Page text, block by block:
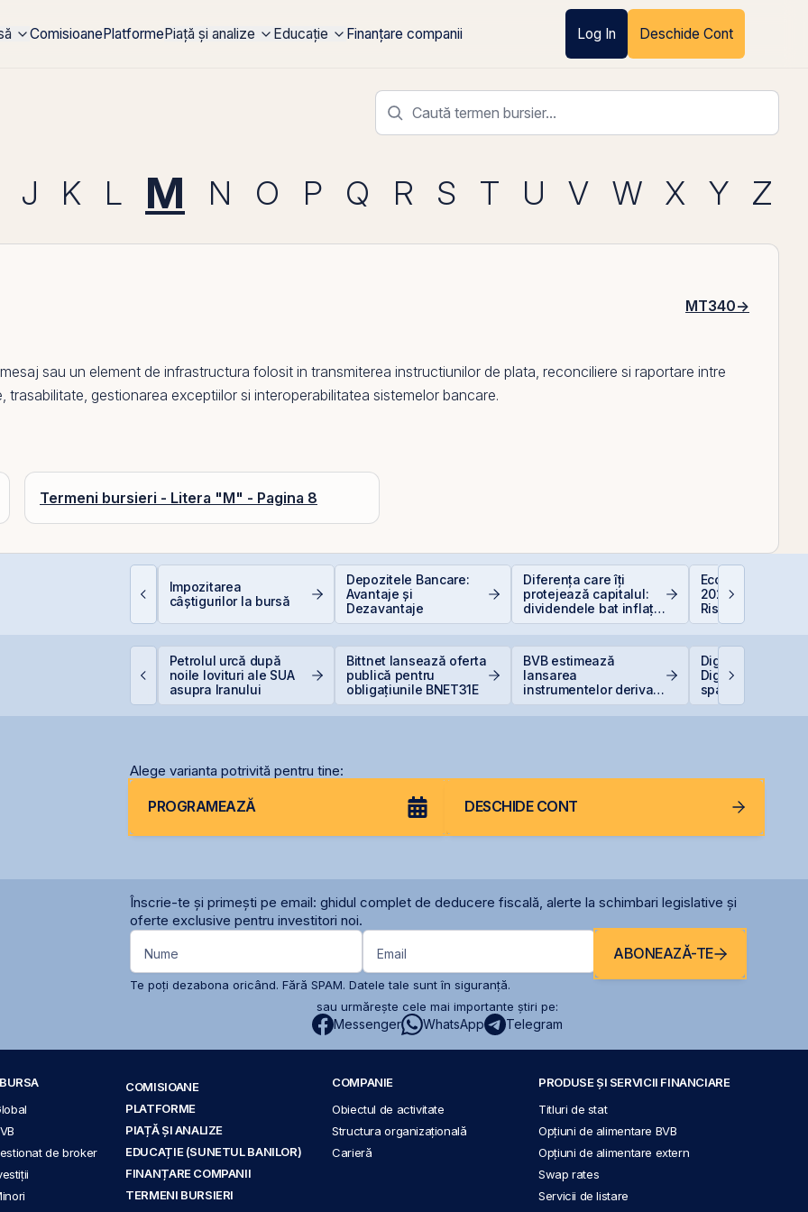
ComisioanePlatformePiață și analize Educație Finanțare companii Log In Deschide Cont
J K L M N O P Q R S T U V W X Y Z
MT340→
sau un element de infrastructura folosit in transmiterea instructiunilor de plata, reconciliere si raportare intre
gestionarea exceptiilor si interoperabilitatea sistemelor bancare.
Termeni bursieri - Litera "M" - Pagina 8
Impozitarea
câștigurilor la bursă
Depozitele Bancare:
Avantaje și
Dezavantaje
Diferența care îți
protejează capitalul:
dividendele bat inflația
(+5% vs. −6%)
Economia
2026:
Riscuri pentru
Investitori
Petrolul urcă după
noile lovituri ale SUA
asupra Iranului
Bittnet lansează oferta
publică pentru
obligațiunile BNET31E
BVB estimează
lansarea
instrumentelor derivate
Digi pregătește
Digi Spain pe
spaniole
Alege varianta potrivită pentru tine:
PROGRAMEAZĂ DESCHIDE CONT
Înscrie-te și primești pe email: ghidul complet de deducere fiscală, alerte la schimbari legislative și
oferte exclusive pentru investitori noi.
Nume Email ABONEAZĂ-TE
Te poți dezabona oricând. Fără SPAM. Datele tale sunt în siguranță.
sau urmărește cele mai importante știri pe:
Messenger WhatsApp Telegram
de broker
COMISIOANE
PLATFORME
PIAȚĂ ȘI ANALIZE
EDUCAȚIE (SUNETUL BANILOR)
FINANȚARE COMPANII
TERMENI BURSIERI
COMPANIE
Obiectul de activitate
Structura organizațională
Carieră
PRODUSE ȘI SERVICII FINANCIARE
Titluri de stat
Opțiuni de alimentare BVB
Opțiuni de alimentare extern
Swap rates
Servicii de listare